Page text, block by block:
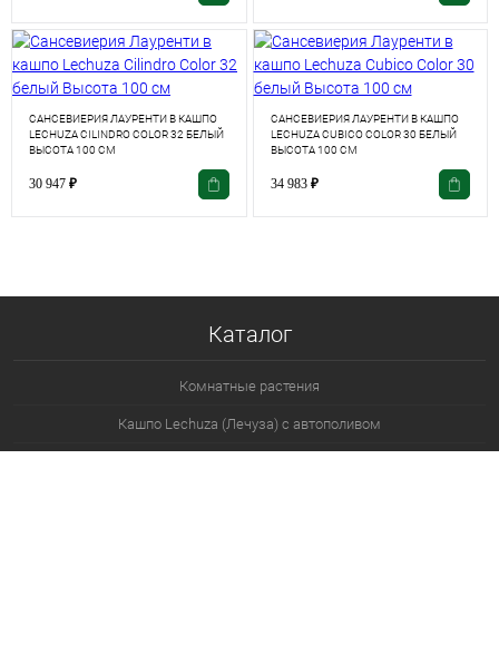
САНСЕВИЕРИЯ ЛАУРЕНТИ В КАШПО
LECHUZA CILINDRO COLOR 32 БЕЛЫЙ
ВЫСОТА 100 СМ
30 947 ₽
САНСЕВИЕРИЯ ЛАУРЕНТИ В КАШПО
LECHUZA CUBICO COLOR 30 БЕЛЫЙ
ВЫСОТА 100 СМ
34 983 ₽
Каталог
Комнатные растения
Кашпо Lechuza (Лечуза) с автополивом